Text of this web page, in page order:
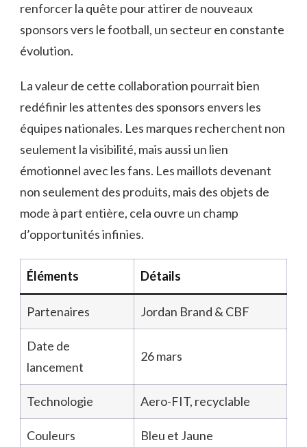
renforcer la quête pour attirer de nouveaux
sponsors vers le football, un secteur en constante
évolution.
La valeur de cette collaboration pourrait bien
redéfinir les attentes des sponsors envers les
équipes nationales. Les marques recherchent non
seulement la visibilité, mais aussi un lien
émotionnel avec les fans. Les maillots devenant
non seulement des produits, mais des objets de
mode à part entière, cela ouvre un champ
d’opportunités infinies.
Éléments Détails
Partenaires Jordan Brand & CBF
Date de
lancement
26 mars
Technologie Aero-FIT, recyclable
Couleurs Bleu et Jaune